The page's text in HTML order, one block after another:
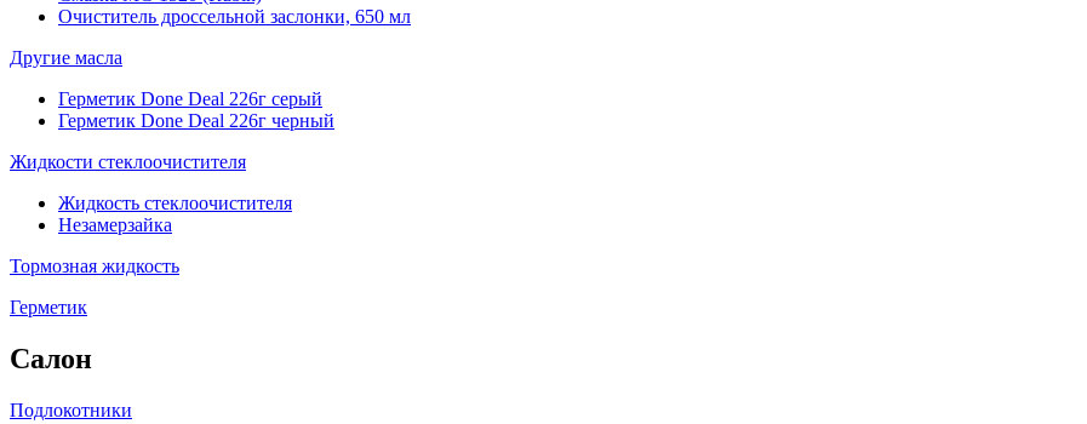
Очиститель дроссельной заслонки, 650 мл
Другие масла
Герметик Done Deal 226г серый
Герметик Done Deal 226г черный
Жидкости стеклоочистителя
Жидкость стеклоочистителя
Незамерзайка
Тормозная жидкость
Герметик
Салон
Подлокотники